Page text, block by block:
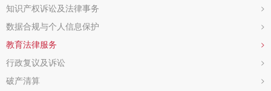
知识产权诉讼及法律事务 >
数据合规与个人信息保护 >
教育法律服务 >
行政复议及诉讼 >
破产清算 >